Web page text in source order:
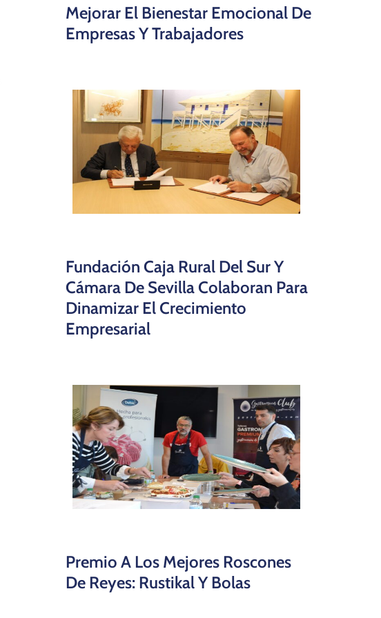
Mejorar El Bienestar Emocional De
Empresas Y Trabajadores
Fundación Caja Rural Del Sur Y
Cámara De Sevilla Colaboran Para
Dinamizar El Crecimiento
Empresarial
Premio A Los Mejores Roscones
De Reyes: Rustikal Y Bolas